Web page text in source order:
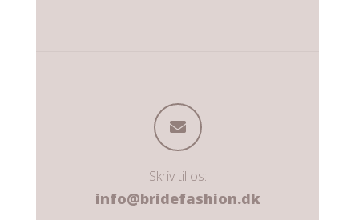
Skriv til os:
info@bridefashion.dk